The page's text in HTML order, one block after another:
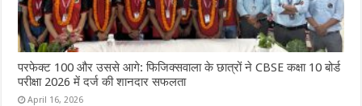
परफेक्ट 100 और उससे आगे: फिजिक्सवाला के छात्रों ने CBSE कक्षा 10 बोर्ड
परीक्षा 2026 में दर्ज की शानदार सफलता
April 16, 2026